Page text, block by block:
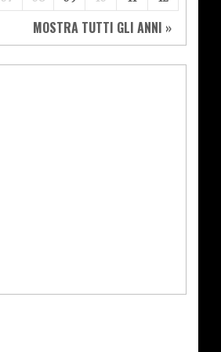
MOSTRA TUTTI GLI ANNI »